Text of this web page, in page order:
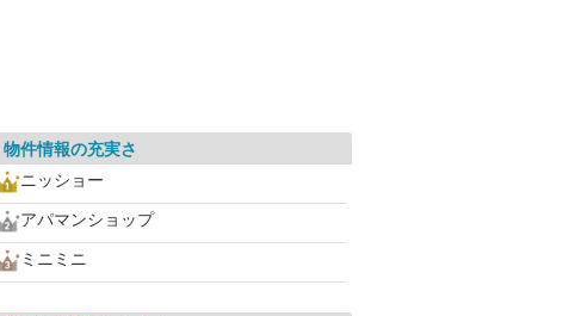
物件情報の充実さ
ニッショー
アパマンショップ
ミニミニ